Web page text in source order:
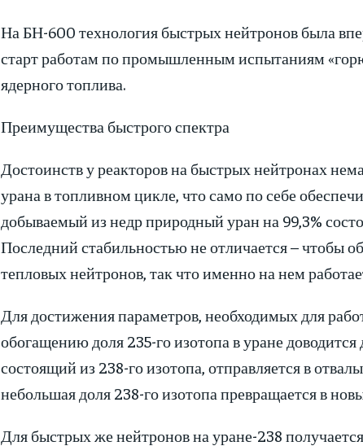
На БН-600 технология быстрых нейтронов была
старт работам по промышленным испытаниям
ядерного топлива.
Преимущества быстрого спектра
Достоинств у реакторов на быстрых нейтронах
урана в топливном цикле, что само по себе
добываемый из недр природный уран на 99,3%
Последний стабильностью не отличается – чтобы
тепловых нейтронов, так что именно на нем
Для достижения параметров, необходимых для
обогащению доля 235-го изотопа в уране
состоящий из 238-го изотопа, отправляется в
небольшая доля 238-го изотопа превращается в
Для быстрых же нейтронов на уране-238